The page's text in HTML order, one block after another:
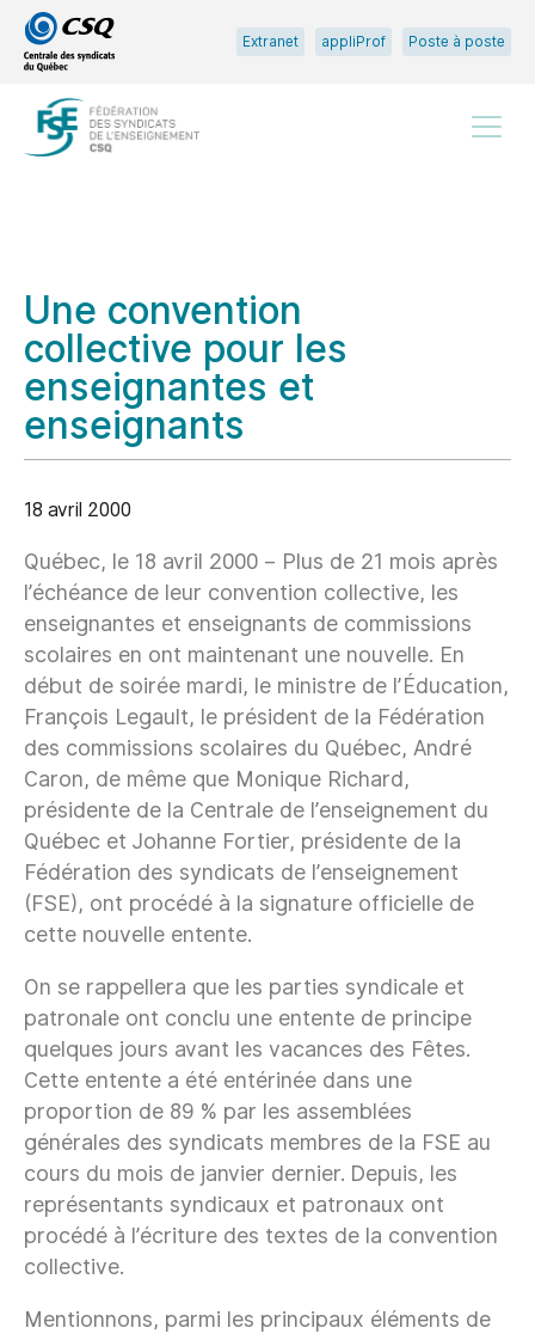
Passer
au
menu
principal
Passer
au
contenu
Extranet appliProf Poste à poste
Une convention
collective pour les
enseignantes et
enseignants
18 avril 2000
Québec, le 18 avril 2000 – Plus de 21 mois après
l’échéance de leur convention collective, les
enseignantes et enseignants de commissions
scolaires en ont maintenant une nouvelle. En
début de soirée mardi, le ministre de l’Éducation,
François Legault, le président de la Fédération
des commissions scolaires du Québec, André
Caron, de même que Monique Richard,
présidente de la Centrale de l’enseignement du
Québec et Johanne Fortier, présidente de la
Fédération des syndicats de l’enseignement
(FSE), ont procédé à la signature officielle de
cette nouvelle entente.
On se rappellera que les parties syndicale et
patronale ont conclu une entente de principe
quelques jours avant les vacances des Fêtes.
Cette entente a été entérinée dans une
proportion de 89 % par les assemblées
générales des syndicats membres de la FSE au
cours du mois de janvier dernier. Depuis, les
représentants syndicaux et patronaux ont
procédé à l’écriture des textes de la convention
collective.
Mentionnons, parmi les principaux éléments de